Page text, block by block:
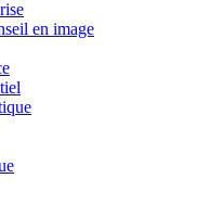
en image